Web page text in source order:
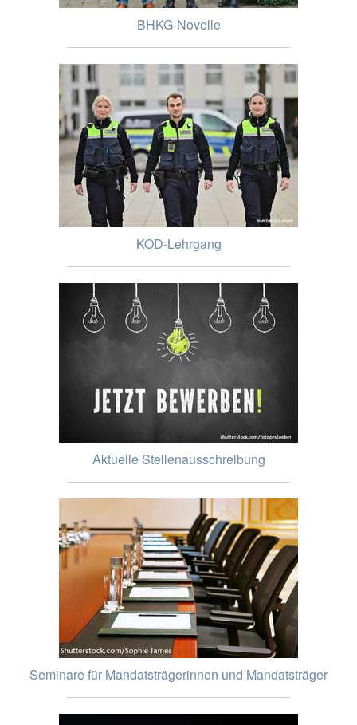
BHKG-Novelle
KOD-Lehrgang
Aktuelle Stellenausschreibung
Seminare für Mandatsträgerinnen und Mandatsträger